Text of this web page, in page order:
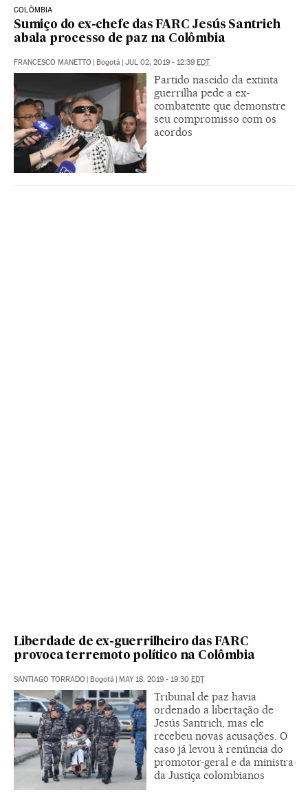
COLÔMBIA
Sumiço do ex-chefe das FARC Jesús Santrich
abala processo de paz na Colômbia
FRANCESCO MANETTO | Bogotá | JUL 02, 2019 - 12:39 EDT
Partido nascido da extinta
guerrilha pede a ex-
combatente que demonstre
seu compromisso com os
acordos
Liberdade de ex-guerrilheiro das FARC
provoca terremoto político na Colômbia
SANTIAGO TORRADO | Bogotá | MAY 18, 2019 - 19:30 EDT
Tribunal de paz havia
ordenado a libertação de
Jesús Santrich, mas ele
recebeu novas acusações. O
caso já levou à renúncia do
promotor-geral e da ministra
da Justiça colombianos